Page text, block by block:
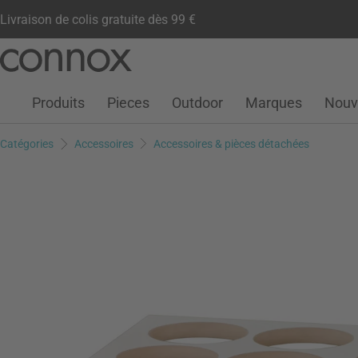
Livraison de colis gratuite dès 99 €
contenu
Compte clientListe de souhaits
Warenkorb
Produits Pieces Outdoor Marques
Catégories Accessoires Accessoires & pièces détachées